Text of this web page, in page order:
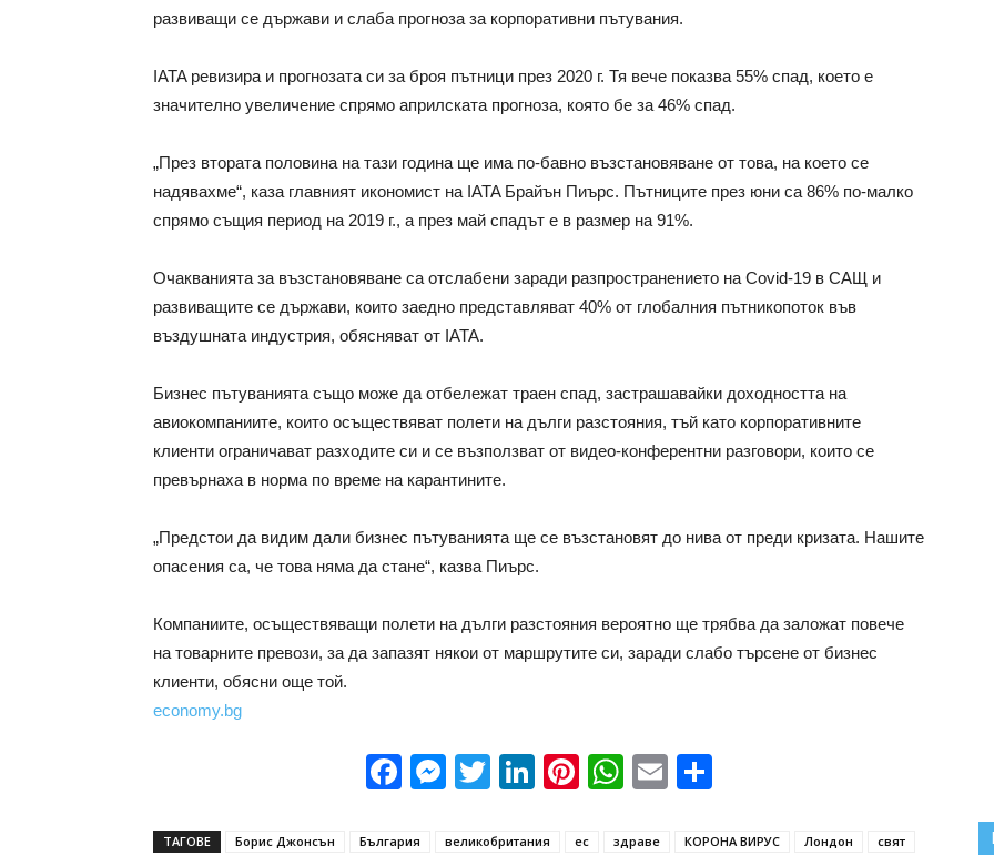
развиващи се държави и слаба прогноза за корпоративни пътувания.
IATA ревизира и прогнозата си за броя пътници през 2020 г. Тя вече показва 55% спад, което е
значително увеличение спрямо априлската прогноза, която бе за 46% спад.
„През втората половина на тази година ще има по-бавно възстановяване от това, на което се
надявахме“, каза главният икономист на IATA Брайън Пиърс. Пътниците през юни са 86% по-малко
спрямо същия период на 2019 г., а през май спадът е в размер на 91%.
Очакванията за възстановяване са отслабени заради разпространението на Covid-19 в САЩ и
развиващите се държави, които заедно представляват 40% от глобалния пътникопоток във
въздушната индустрия, обясняват от IATA.
Бизнес пътуванията също може да отбележат траен спад, застрашавайки доходността на
авиокомпаниите, които осъществяват полети на дълги разстояния, тъй като корпоративните
клиенти ограничават разходите си и се възползват от видео-конферентни разговори, които се
превърнаха в норма по време на карантините.
„Предстои да видим дали бизнес пътуванията ще се възстановят до нива от преди кризата. Нашите
опасения са, че това няма да стане“, казва Пиърс.
Компаниите, осъществяващи полети на дълги разстояния вероятно ще трябва да заложат повече
на товарните превози, за да запазят някои от маршрутите си, заради слабо търсене от бизнес
клиенти, обясни още той.
economy.bg
Facebook
Messenger
Twitter
LinkedIn
Pinterest
WhatsApp
Email
ТАГОВЕ Борис Джонсън България великобритания ес здраве КОРОНА ВИРУС Лондон свят